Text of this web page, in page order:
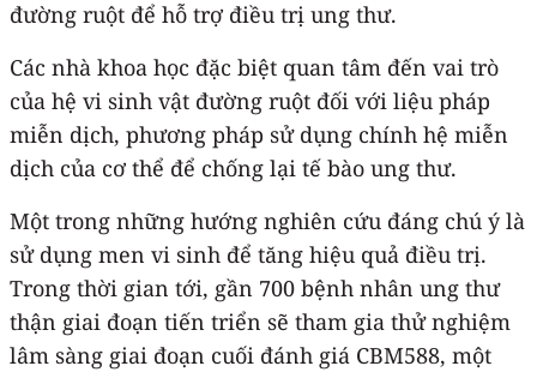
đường ruột để hỗ trợ điều trị ung thư.
Các nhà khoa học đặc biệt quan tâm đến vai trò
của hệ vi sinh vật đường ruột đối với liệu pháp
miễn dịch, phương pháp sử dụng chính hệ miễn
dịch của cơ thể để chống lại tế bào ung thư.
Một trong những hướng nghiên cứu đáng chú ý là
sử dụng men vi sinh để tăng hiệu quả điều trị.
Trong thời gian tới, gần 700 bệnh nhân ung thư
thận giai đoạn tiến triển sẽ tham gia thử nghiệm
lâm sàng giai đoạn cuối đánh giá CBM588, một